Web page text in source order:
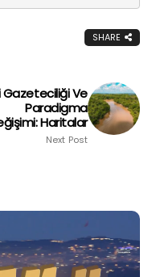
SHARE
Gazeteciliği Ve
Paradigma
Haritalar
Next Post